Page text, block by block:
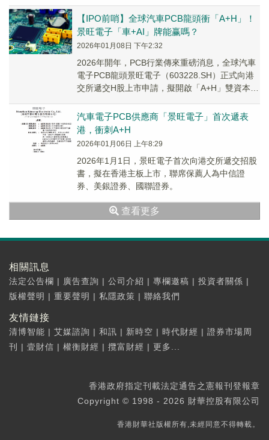
【IPO前哨】全球汽車PCB龍頭衝「A+H」！
景旺電子「車+AI」牌能赢嗎？
2026年01月08日 下午2:32
2026年開年，PCB行業傳來重磅消息，全球汽車
電子PCB龍頭景旺電子（603228.SH）正式向港
交所遞交H股上市申請，擬開啟「A+H」雙資本平
汽車電子PCB供應商「景旺電子」首次遞表
港，衝刺A+H
2026年01月06日 上午8:29
2026年1月1日，景旺電子首次向港交所遞交招股
書，擬在香港主板上市，聯席保薦人為中信證
券、美銀證券、國聯證券。
查看更多
相關訊息
法定公告欄 | 廣告查詢 | 公司介紹 | 專欄邀稿 | 投資者關係 |
版權聲明 | 重要聲明 | 私隱政策 | 聯絡我們
友情鏈接
清博智能 | 艾媒諮詢 | 和訊 | 新時空 | 時代財經 | 證券市場周
刊
| 壹財信 | 權衡財經 | 攬富財經 | 更多...
香港政府指定刊載法定通告之憲報刊登報章
Copyright © 1998 - 2026 財華控股有限公司
香港財華社版權所有,未經同意不得轉載。